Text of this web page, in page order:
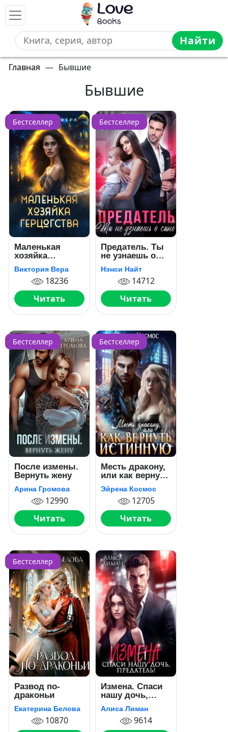
Найти
Главная — Бывшие
Бывшие
Бестселлер
Маленькая
хозяйка
большого
герцогства
Виктория Вера
18236
Читать
Бестселлер
Предатель. Ты
не узнаешь о
сыне
Нэнси Найт
14712
Читать
Бестселлер
После измены.
Вернуть жену
Арина Громова
12990
Читать
Бестселлер
Месть дракону,
или как вернуть
истинную
Эйрена Космос
12705
Читать
Бестселлер
Развод по-
драконьи
Екатерина Белова
10870
Измена. Спаси
нашу дочь,
предатель!
Алиса Лиман
9614